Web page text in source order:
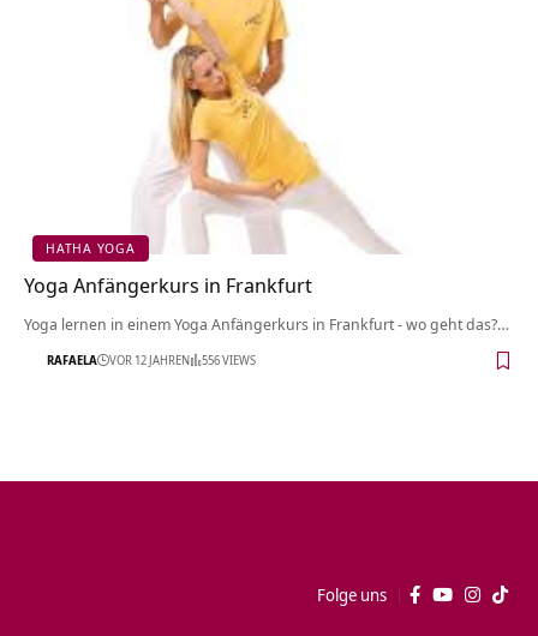
HATHA YOGA
Yoga Anfängerkurs in Frankfurt
Yoga lernen in einem Yoga Anfängerkurs in Frankfurt - wo geht das?…
RAFAELA VOR 12 JAHREN 556 VIEWS
Folge uns